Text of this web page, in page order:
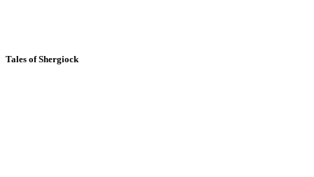
Tales of Shergiock